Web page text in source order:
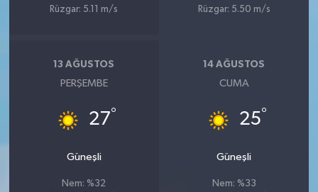
Rüzgar: 5.11 m/s
Rüzgar: 5.50 m/s
13 AĞUSTOS
PERŞEMBE
27°
Güneşli
Nem: %32
14 AĞUSTOS
CUMA
25°
Güneşli
Nem: %33